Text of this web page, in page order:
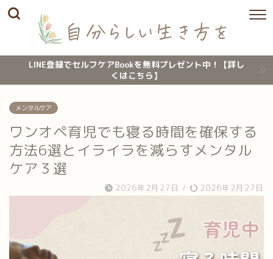
LINE登録でセルフケアBookを無料プレゼント中！【詳し
くはこちら】
メンタルケア
ワンオペ育児でも寝る時間を確保する
方法6選とイライラを減らすメンタル
ケア３選
2026年2月27日 / 2026年2月27日